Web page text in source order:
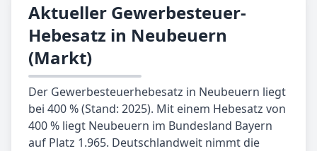
Aktueller Gewerbesteuer-
Hebesatz in Neubeuern
(Markt)
Der Gewerbesteuerhebesatz in Neubeuern liegt
bei 400 % (Stand: 2025). Mit einem Hebesatz von
400 % liegt Neubeuern im Bundesland Bayern
auf Platz 1.965. Deutschlandweit nimmt die